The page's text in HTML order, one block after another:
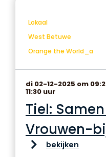
Lokaal
West Betuwe
Orange the World_a
di 02-12-2025 om
11:30 uur
Tiel:
Vrouwen-
bekijken